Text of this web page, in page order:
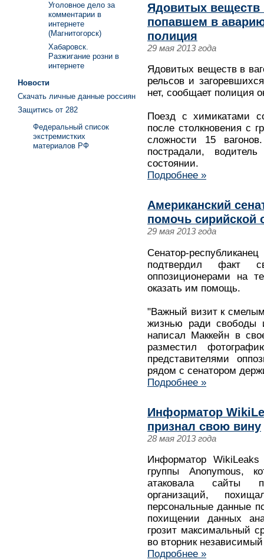
Ядовитых веществ
попавшем в
полиция
29 мая 2013 года
Ядовитых веществ в
рельсов и
нет, сообщает полиция
Поезд с химикатами
после столкновения с
сложности 15
пострадали,
состоянии.
Подробнее »
Американский
помочь сирийской
29 мая 2013 года
Сенатор-
подтвердил факт
оппозиционерами на
оказать им помощь.
"Важный визит к
жизнью ради
написал Маккейн в
разместил
представителями
рядом с сенатором
Подробнее »
Информатор
признал свою вину
28 мая 2013 года
Информатор
группы Anonymous,
атаковала сайты
организаций,
персональные данные
похищении данных
грозит максимальный
во вторник
Подробнее »
Уголовное дело за
комментарии в
интернете
(Магнитогорск)
Хабаровск.
Разжигание розни в
интернете
Новости
Скачать личные данные россиян
Защитись от 282
Федеральный список
экстремистких
материалов РФ